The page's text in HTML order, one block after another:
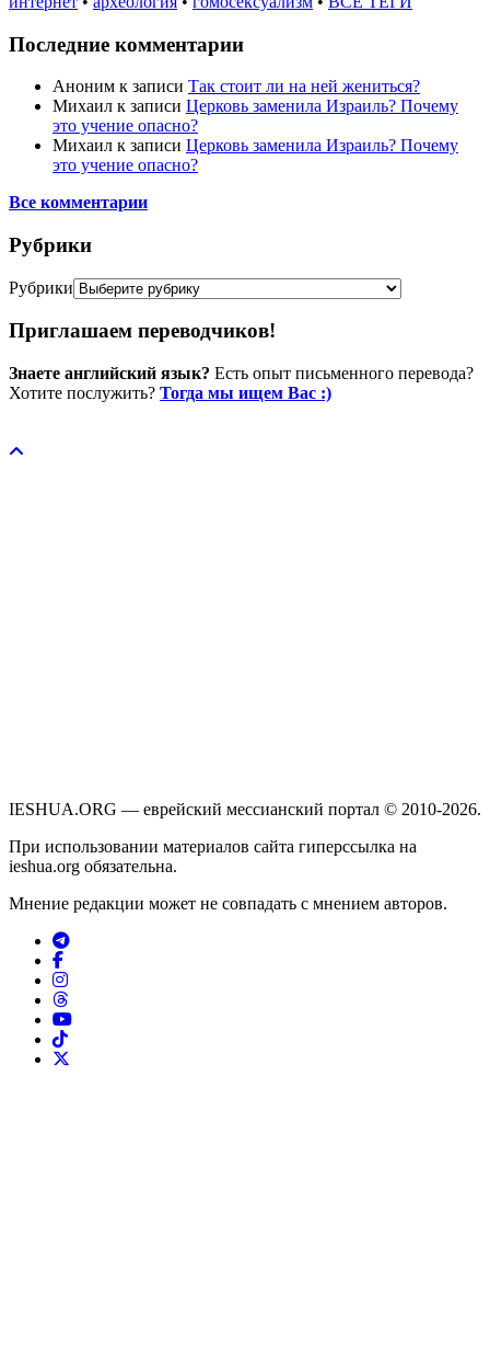
Последние комментарии
Аноним к записи Так стоит ли на ней жениться?
Михаил к записи Церковь заменила Израиль? Почему
это учение опасно?
Михаил к записи Церковь заменила Израиль? Почему
это учение опасно?
Все комментарии
Рубрики
Рубрики
Приглашаем переводчиков!
Знаете английский язык? Есть опыт письменного перевода?
Хотите послужить? Тогда мы ищем Вас :)
IESHUA.ORG — еврейский мессианский портал © 2010-2026.
При использовании материалов сайта гиперссылка на
ieshua.org обязательна.
Мнение редакции может не совпадать с мнением авторов.